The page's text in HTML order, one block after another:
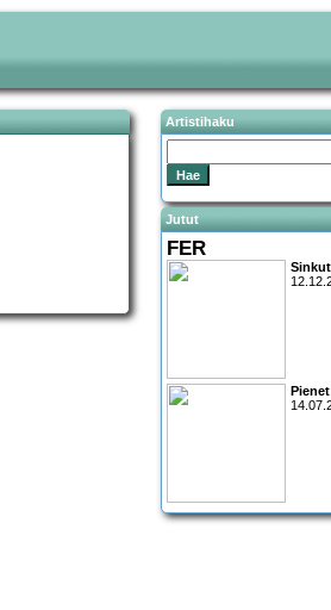
Artistihaku
Jutut
FER